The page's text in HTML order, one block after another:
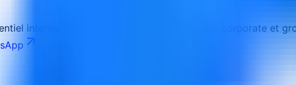
interne, en ligne ou sur mesure
Équipes corporate et